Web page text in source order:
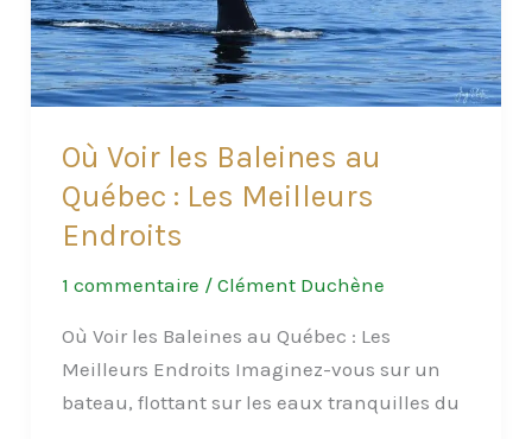
air
Où Voir les Baleines au
Québec : Les Meilleurs
Endroits
1 commentaire / Clément Duchène
Où Voir les Baleines au Québec : Les
Meilleurs Endroits Imaginez-vous sur un
bateau, flottant sur les eaux tranquilles du